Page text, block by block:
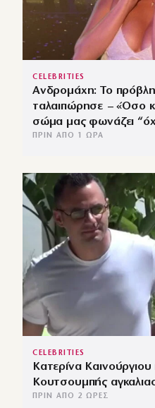
CELEBRITIES
Ανδρομάχη: Το
ταλαιπώρησε – «Όσο
σώμα μας φωνάζει
ΠΡΙΝ ΑΠΌ 1 ΏΡΑ
CELEBRITIES
Κατερίνα
Κουτσουμπής
ΠΡΙΝ ΑΠΌ 2 ΏΡΕΣ